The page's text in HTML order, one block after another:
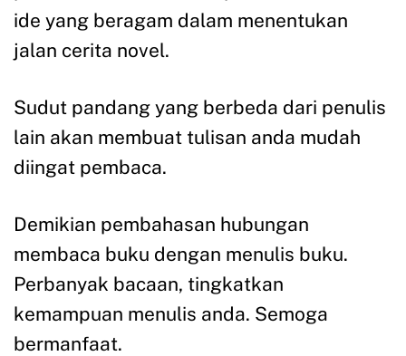
ide yang beragam dalam menentukan
jalan cerita novel.
Sudut pandang yang berbeda dari penulis
lain akan membuat tulisan anda mudah
diingat pembaca.
Demikian pembahasan hubungan
membaca buku dengan menulis buku.
Perbanyak bacaan, tingkatkan
kemampuan menulis anda. Semoga
bermanfaat.